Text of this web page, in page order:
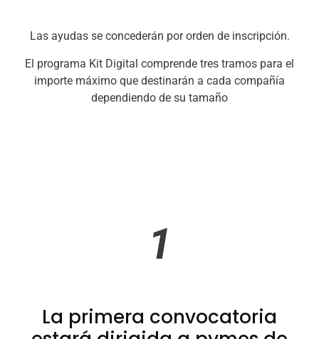
Las ayudas se concederán por orden de inscripción.
El programa Kit Digital comprende tres tramos para el
importe máximo que destinarán a cada compañía
dependiendo de su tamaño
1
La primera convocatoria